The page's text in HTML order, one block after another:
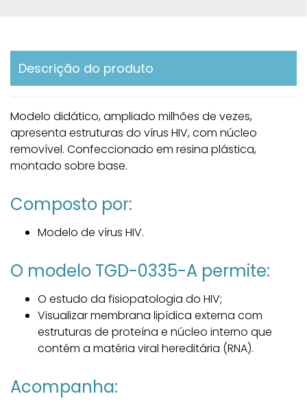
Descrição do produto
Modelo didático, ampliado milhões de vezes,
apresenta estruturas do vírus HIV, com núcleo
removível. Confeccionado em resina plástica,
montado sobre base.
Composto por:
Modelo de vírus HIV.
O modelo TGD-0335-A permite:
O estudo da fisiopatologia do HIV;
Visualizar membrana lipídica externa com
estruturas de proteína e núcleo interno que
contém a matéria viral hereditária (RNA).
Acompanha: